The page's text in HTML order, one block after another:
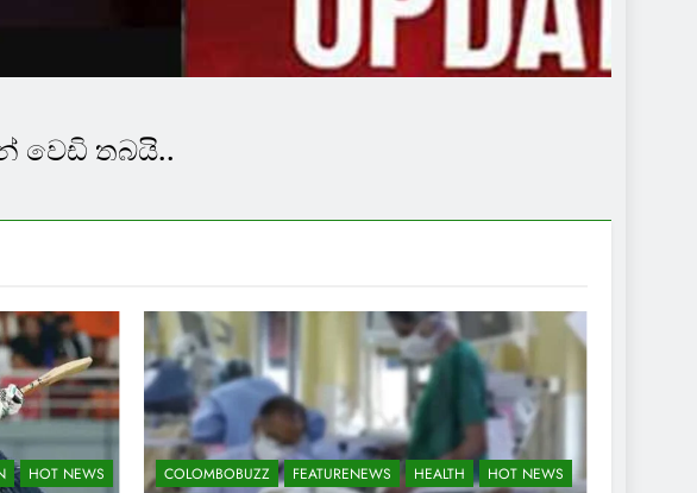
වෙඩි තබයි..
HOT NEWS
COLOMBOBUZZ FEATURENEWS HEALTH
HOT NEWS